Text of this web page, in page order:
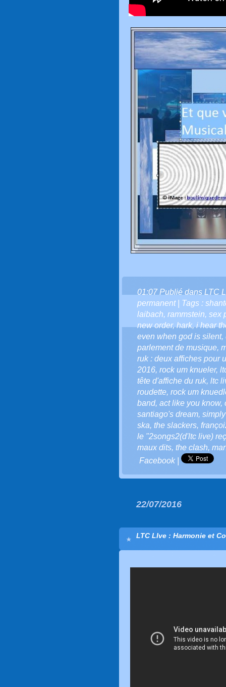
01:07 Publié dans LTC
permanent| Tags :
laibach, rammstein, sex
new order,hark,i hear
even when god is silent,
parlement de musique,
ruk : deux affiches pour
2016, rock um knueler,
tête d'affiche du ruk, ltc
roudette, rock um
band, act like you know,
santiago's dream,
ska, the slackers,
le "2songs2(d'ltc live)
maux dits, the clash,
Facebook|
22/07/2016
LTC LIve : Harmonie et